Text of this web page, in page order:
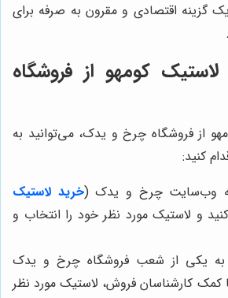
گزینه اقتصادی و مقرون به صرفه برای
کومهو از فروشگاه
از فروشگاه چرخ و یدک، می‌توانید به
کنید:
وب‌سایت چرخ و یدک (خرید لاستیک
و لاستیک مورد نظر خود را انتخاب و
به یکی از شعب فروشگاه چرخ و یدک
کمک کارشناسان فروش، لاستیک مورد نظر